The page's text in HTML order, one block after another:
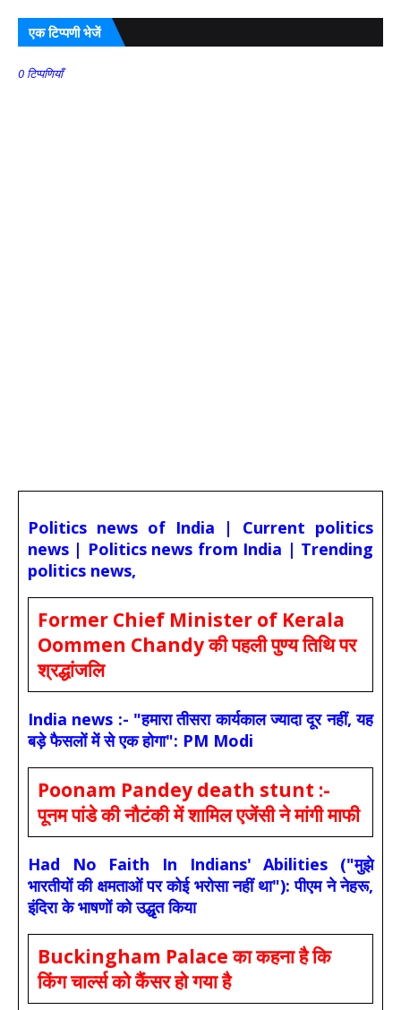
एक टिप्पणी भेजें
0 टिप्पणियाँ
Politics news of India | Current politics
news | Politics news from India | Trending
politics news,
Former Chief Minister of Kerala
Oommen Chandy की पहली पुण्य तिथि पर
श्रद्धांजलि
India news :- "हमारा तीसरा कार्यकाल ज्यादा दूर नहीं, यह
बड़े फैसलों में से एक होगा": PM Modi
Poonam Pandey death stunt :-
पूनम पांडे की नौटंकी में शामिल एजेंसी ने मांगी माफी
Had No Faith In Indians' Abilities ("मुझे
भारतीयों की क्षमताओं पर कोई भरोसा नहीं था"): पीएम ने नेहरू,
इंदिरा के भाषणों को उद्धृत किया
Buckingham Palace का कहना है कि
किंग चार्ल्स को कैंसर हो गया है